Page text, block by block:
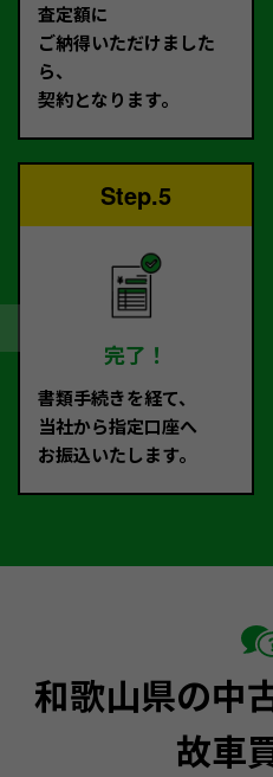
査定額に
ご納得いただけました
ら、
契約となります。
Step.5
完了！
書類手続きを経て、
当社から指定口座へ
お振込いたします。
和歌山県の中
故車